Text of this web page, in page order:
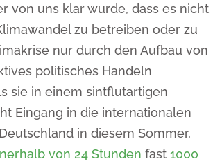
von uns klar wurde, dass es nicht
zu betreiben oder zu
nur durch den Aufbau von
politisches Handeln
sie in einem sintflutartigen
Eingang in die internationalen
in diesem Sommer,
von 24 Stunden fast 1000